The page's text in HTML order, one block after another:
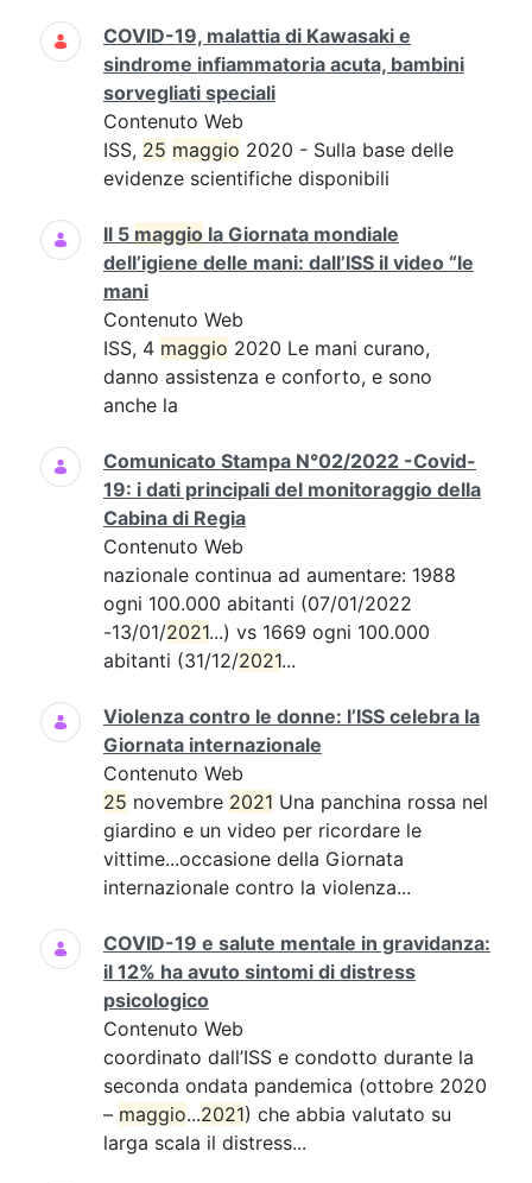
COVID-19, malattia di Kawasaki e
sindrome infiammatoria acuta, bambini
sorvegliati speciali
Contenuto Web
ISS, 25 maggio 2020 - Sulla base delle
evidenze scientifiche disponibili
Il 5 maggio la Giornata mondiale
dell’igiene delle mani: dall’ISS il video “le
mani
Contenuto Web
ISS, 4 maggio 2020 Le mani curano,
danno assistenza e conforto, e sono
anche la
Comunicato Stampa N°02/2022 -Covid-
19: i dati principali del monitoraggio della
Cabina di Regia
Contenuto Web
nazionale continua ad aumentare: 1988
ogni 100.000 abitanti (07/01/2022
-13/01/2021...) vs 1669 ogni 100.000
abitanti (31/12/2021...
Violenza contro le donne: l’ISS celebra la
Giornata internazionale
Contenuto Web
25 novembre 2021 Una panchina rossa nel
giardino e un video per ricordare le
vittime...occasione della Giornata
internazionale contro la violenza...
COVID-19 e salute mentale in gravidanza:
il 12% ha avuto sintomi di distress
psicologico
Contenuto Web
coordinato dall’ISS e condotto durante la
seconda ondata pandemica (ottobre 2020
– maggio...2021) che abbia valutato su
larga scala il distress...